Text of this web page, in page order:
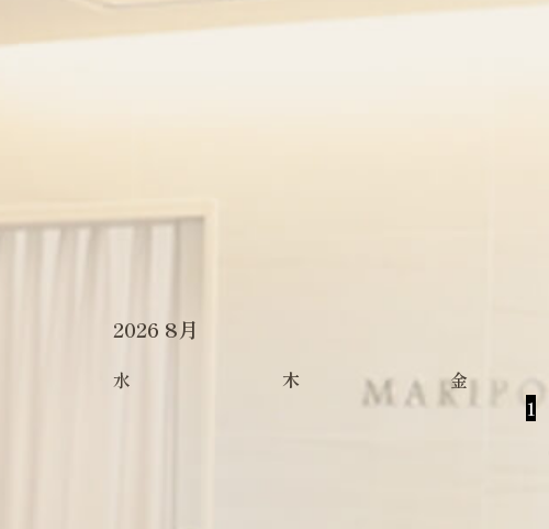
2026 8月
水 木 金
1